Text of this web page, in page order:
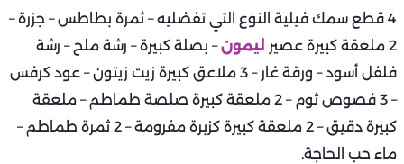
4 قطع سمك فيلية النوع التي تفضليه – ثمرة بطاطس – جزرة –
2 ملعقة كبيرة عصير
ليمون– بصلة كبيرة – رشة ملح – رشة
فلفل أسود – ورقة غار – 3 ملاعق كبيرة زيت زيتون – عود كرفس
– 3 فصوص ثوم – 2 ملعقة كبيرة صلصة طماطم – ملعقة
كبيرة دقيق – 2 ملعقة كبيرة كزبرة مفرومة – 2 ثمرة طماطم –
ماء حب الحاجة.